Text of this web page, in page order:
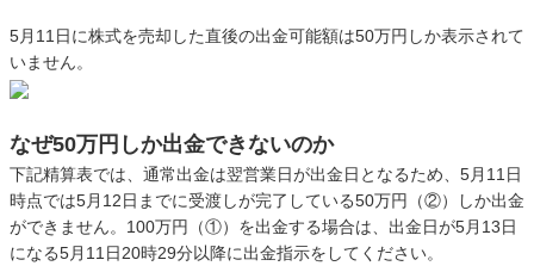
5月11日に株式を売却した直後の出金可能額は50万円しか表示されて
いません。
なぜ50万円しか出金できないのか
下記精算表では、通常出金は翌営業日が出金日となるため、5月11日
時点では5月12日までに受渡しが完了している50万円（②）しか出金
ができません。100万円（①）を出金する場合は、出金日が5月13日
になる5月11日20時29分以降に出金指示をしてください。